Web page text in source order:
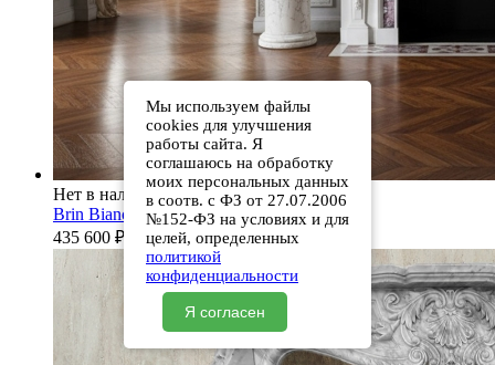
Нет в наличии
Brin Bianco Extra
435 600 ₽
Мы используем файлы
cookies для улучшения
работы сайта. Я
соглашаюсь на обработку
моих персональных данных
в соотв. с ФЗ от 27.07.2006
№152-ФЗ на условиях и для
целей, определенных
политикой
конфиденциальности
Я согласен